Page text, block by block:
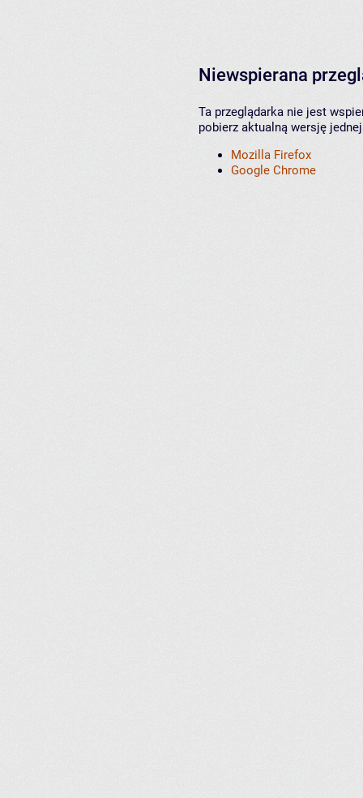
Niewspierana
Ta przeglądarka nie jest
pobierz aktualną wersję
Mozilla Firefox
Google Chrome